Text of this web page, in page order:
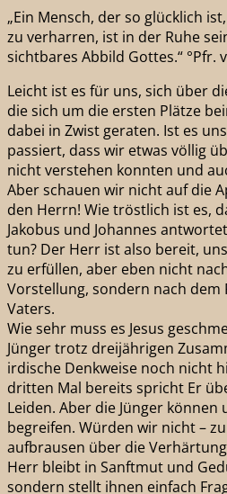
„Ein Mensch, der so glücklich
zu verharren, ist in der Ruhe
sichtbares Abbild Gottes.“ °Pfr.
Leicht ist es für uns, sich über
die sich um die ersten Plätze
dabei in Zwist geraten. Ist es
passiert, dass wir etwas völlig
nicht verstehen konnten und
Aber schauen wir nicht auf die
den Herrn! Wie tröstlich ist es,
Jakobus und Johannes
tun? Der Herr ist also bereit,
zu erfüllen, aber eben nicht
Vorstellung, sondern nach dem
Vaters.
Wie sehr muss es Jesus
Jünger trotz dreijährigen
irdische Denkweise noch nicht
dritten Mal bereits spricht Er
Leiden. Aber die Jünger
begreifen. Würden wir nicht –
aufbrausen über die
Herr bleibt in Sanftmut und
sondern stellt ihnen einfach